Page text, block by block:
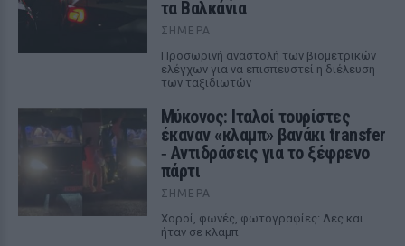
τα Βαλκάνια
ΣΉΜΕΡΑ
Προσωρινή αναστολή των βιομετρικών
ελέγχων για να επισπευστεί η διέλευση
των ταξιδιωτών
Μύκονος: Ιταλοί τουρίστες
έκαναν «κλαμπ» βανάκι transfer
‑ Αντιδράσεις για το ξέφρενο
πάρτι
ΣΉΜΕΡΑ
Χοροί, φωνές, φωτογραφίες: Λες και
ήταν σε κλαμπ